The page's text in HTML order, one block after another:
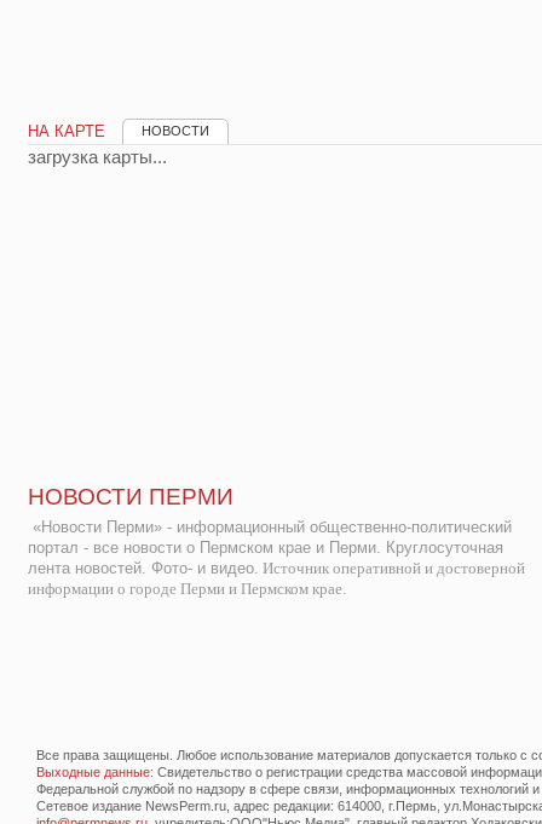
НА КАРТЕ НОВОСТИ
загрузка карты...
НОВОСТИ ПЕРМИ
«Новости Перми» - информационный общественно-политический
портал - все новости о Пермском крае и Перми. Круглосуточная
лента новостей. Фото- и видео. Источник оперативной и достоверной
информации о городе Перми и Пермском крае.
Все права защищены. Любое использование материалов допускается только с
Выходные данные: Свидетельство о регистрации средства массовой
Федеральной службой по надзору в сфере связи, информационных технологий
Сетевое издание NewsPerm.ru, адрес редакции: 614000, г.Пермь,